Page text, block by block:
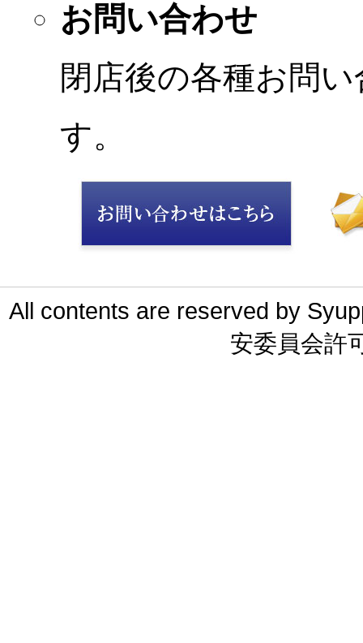
お問い合わせ
閉店後の各種お問
す。
All contents are reserved by
安委員会許